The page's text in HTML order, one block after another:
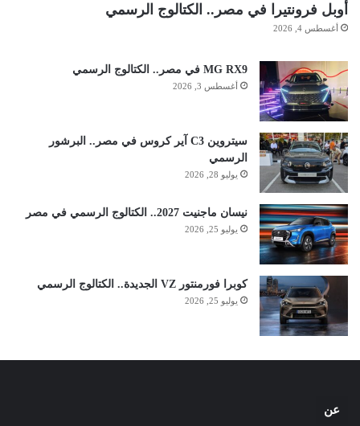
أوبل فرونتيرا في مصر.. الكتالوج الرسمي
أغسطس 4, 2026
MG RX9 في مصر.. الكتالوج الرسمي
أغسطس 3, 2026
سيتروين C3 آير كروس في مصر.. البرشور
الرسمي
يوليو 28, 2026
نيسان ماجنيت 2027.. الكتالوج الرسمي في مصر
يوليو 25, 2026
كوبرا فورمنتور VZ الجديدة.. الكتالوج الرسمي
يوليو 25, 2026
عن